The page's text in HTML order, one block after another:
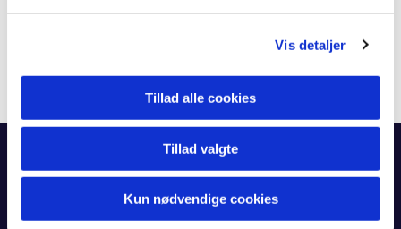
Vis detaljer
Tillad alle cookies
Tillad valgte
Kun nødvendige cookies
Forside
Kunst i kirken og kirkehuset